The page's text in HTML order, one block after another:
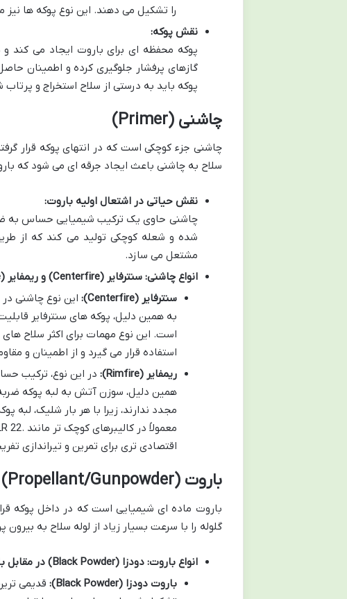
را تشکیل می دهند. این نوع پوکه ها
نقش پوکه:
پوکه محفظه ای برای باروت ایجاد می کند
گازهای پرفشار جلوگیری کرده و اطمینان
پوکه باید به درستی از سلاح استخراج و پرتاب
چاشنی (Primer)
چاشنی جزء کوچکی است که در انتهای پوکه قرار
سلاح به چاشنی باعث ایجاد جرقه ای می شود که
نقش حیاتی در اشتعال اولیه باروت:
چاشنی حاوی یک ترکیب شیمیایی حساس به
شده و شعله کوچکی تولید می کند که از
مشتعل می سازد.
انواع چاشنی: سنترفایر (Centerfire) و ریمفایر (Rimfire)
سنترفایر (Centerfire):
این نوع چاشنی در
به همین دلیل، پوکه های سنترفایر
است. این نوع مهمات برای اکثر سلاح های
استفاده قرار می گیرد و از اطمینان و
ریمفایر (Rimfire):
همین دلیل، سوزن آتش به لبه پوکه
مجدد ندارند، زیرا با هر بار شلیک،
اقتصادی تری برای تمرین و تیراندازی
باروت (Propellant/Gunpowder)
باروت ماده ای شیمیایی است که در داخل پوکه
گلوله را با سرعت بسیار زیاد از لوله سلاح به بیرون
انواع باروت: دودزا (Black Powder) در مقابل باروت بی دود (Smokeless Powder)
باروت دودزا (Black Powder):
قدیمی